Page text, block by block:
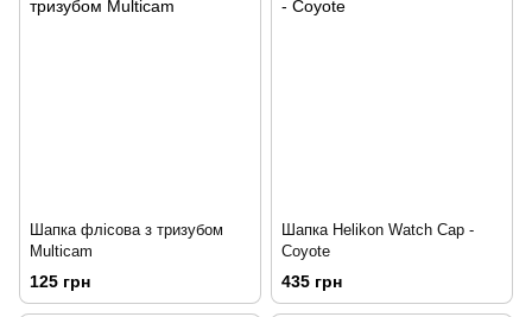
Шапка флісова з тризубом
Multicam
125 грн
Шапка Helikon Watch Cap -
Coyote
435 грн